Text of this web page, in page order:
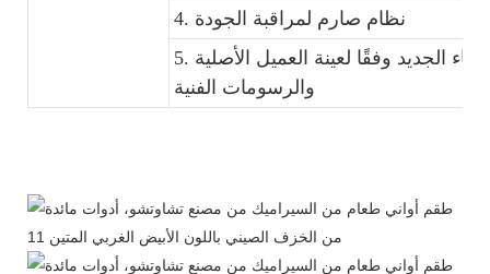
4. نظام صارم لمراقبة الجودة
5. التشكيل: يمكننا فتح قالب طقم العشاء الجديد وفقًا لعينة العميل الأصلية
والرسومات الفنية